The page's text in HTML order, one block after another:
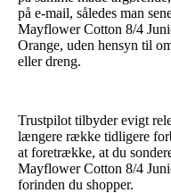
på e-mail, således man
Mayflower Cotton 8/4
Orange, uden hensyn til
eller dreng.
Trustpilot tilbyder evigt
længere række tidligere
at foretrække, at du
Mayflower Cotton 8/4
forinden du shopper.